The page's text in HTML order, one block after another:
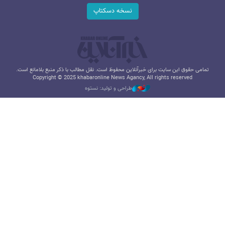
نسخه دسکتاپ
تمامی حقوق این سایت برای خبرآنلاین محفوظ است. نقل مطالب با ذکر منبع بلامانع است.
Copyright © 2025 khabaronline News Agancy, All rights reserved
طراحی و تولید: نستوه